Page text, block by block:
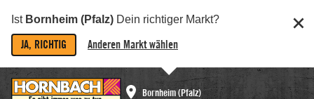
Ist Bornheim (Pfalz) Dein richtiger Markt?
JA, RICHTIG Anderen Markt wählen
Bornheim (Pfalz)